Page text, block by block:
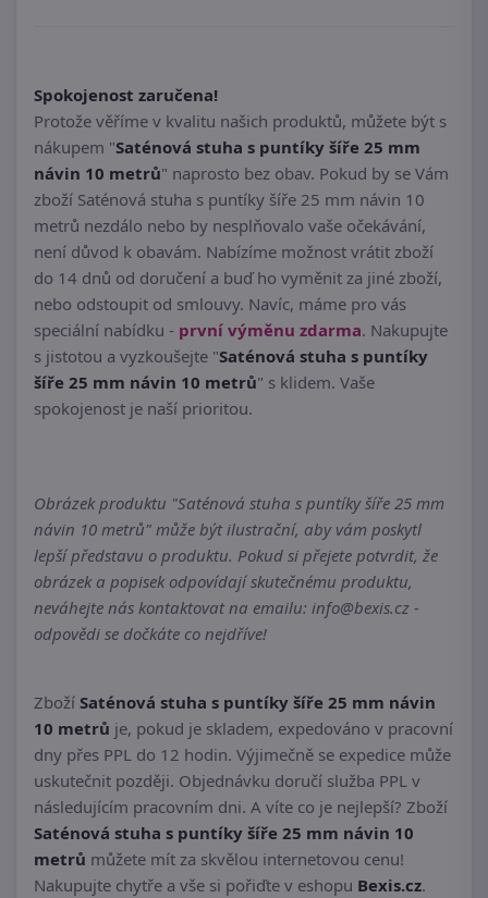
Spokojenost zaručena!
Protože věříme v kvalitu našich produktů, můžete být s
nákupem "Saténová stuha s puntíky šíře 25 mm
návin 10 metrů" naprosto bez obav. Pokud by se Vám
zboží Saténová stuha s puntíky šíře 25 mm návin 10
metrů nezdálo nebo by nesplňovalo vaše očekávání,
není důvod k obavám. Nabízíme možnost vrátit zboží
do 14 dnů od doručení a buď ho vyměnit za jiné zboží,
nebo odstoupit od smlouvy. Navíc, máme pro vás
speciální nabídku - první výměnu zdarma. Nakupujte
s jistotou a vyzkoušejte "Saténová stuha s puntíky
šíře 25 mm návin 10 metrů" s klidem. Vaše
spokojenost je naší prioritou.
Obrázek produktu "Saténová stuha s puntíky šíře 25 mm
návin 10 metrů" může být ilustrační, aby vám poskytl
lepší představu o produktu. Pokud si přejete potvrdit, že
obrázek a popisek odpovídají skutečnému produktu,
neváhejte nás kontaktovat na emailu: info@bexis.cz -
odpovědi se dočkáte co nejdříve!
Zboží Saténová stuha s puntíky šíře 25 mm návin
10 metrů je, pokud je skladem, expedováno v pracovní
dny přes PPL do 12 hodin. Výjimečně se expedice může
uskutečnit později. Objednávku doručí služba PPL v
následujícím pracovním dni. A víte co je nejlepší? Zboží
Saténová stuha s puntíky šíře 25 mm návin 10
metrů můžete mít za skvělou internetovou cenu!
Nakupujte chytře a vše si pořiďte v eshopu Bexis.cz.